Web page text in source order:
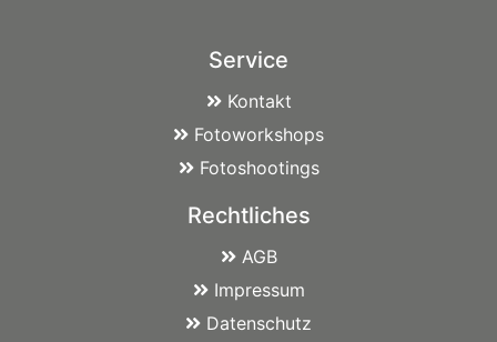
Service
Kontakt
Fotoworkshops
Fotoshootings
Rechtliches
AGB
Impressum
Datenschutz